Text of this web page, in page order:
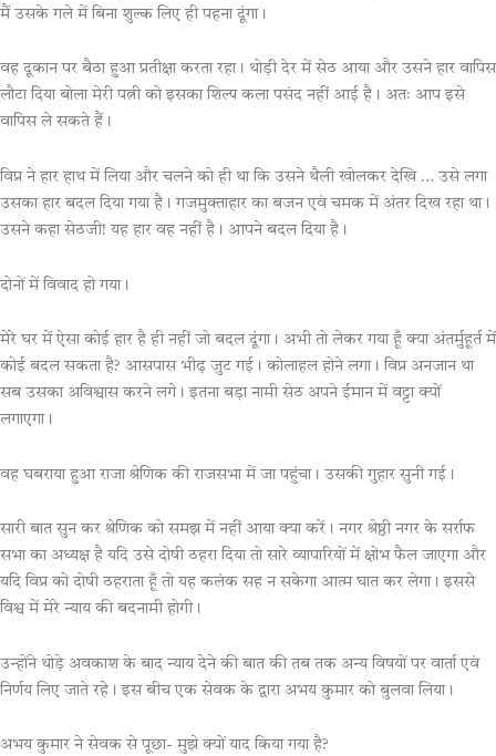
मैं उसके गले में बिना शुल्क लिए ही पहना दूंगा।
वह दूकान पर बैठा हुआ प्रतीक्षा करता रहा। थोड़ी देर में सेठ आया और उसने हार वापिस
लौटा दिया बोला मेरी पत्नी को इसका शिल्प कला पसंद नहीं आई है। अतः आप इसे
वापिस ले सकते हैं।
विप्र ने हार हाथ में लिया और चलने को ही था कि उसने थैली खोलकर देखि … उसे लगा
उसका हार बदल दिया गया है। गजमुक्ताहार का बजन एवं चमक में अंतर दिख रहा था।
उसने कहा सेठजी! यह हार वह नहीं है। आपने बदल दिया है।
दोनों में विवाद हो गया।
मेरे घर में ऐसा कोई हार है ही नहीं जो बदल दूंगा। अभी तो लेकर गया हूँ क्या अंतर्मुहूर्त में
कोई बदल सकता है? आसपास भीढ़ जुट गई। कोलाहल होने लगा। विप्र अनजान था
सब उसका अविश्वास करने लगे। इतना बड़ा नामी सेठ अपने ईमान में वट्टा क्यों
लगाएगा।
वह घबराया हुआ राजा श्रेणिक की राजसभा में जा पहुंचा। उसकी गुहार सुनी गई।
सारी बात सुन कर श्रेणिक को समझ में नहीं आया क्या करें। नगर श्रेष्ठी नगर के सर्राफ
सभा का अध्यक्ष है यदि उसे दोषी ठहरा दिया तो सारे व्यापारियों में क्षोभ फैल जाएगा और
यदि विप्र को दोषी ठहराता हूँ तो यह कलंक सह न सकेगा आत्म घात कर लेगा। इससे
विश्व में मेरे न्याय की बदनामी होगी।
उन्होंने थोड़े अवकाश के बाद न्याय देने की बात की तब तक अन्य विषयों पर वार्ता एवं
निर्णय लिए जाते रहे। इस बीच एक सेवक के द्वारा अभय कुमार को बुलवा लिया।
अभय कुमार ने सेवक से पूछा- मुझे क्यों याद किया गया है?